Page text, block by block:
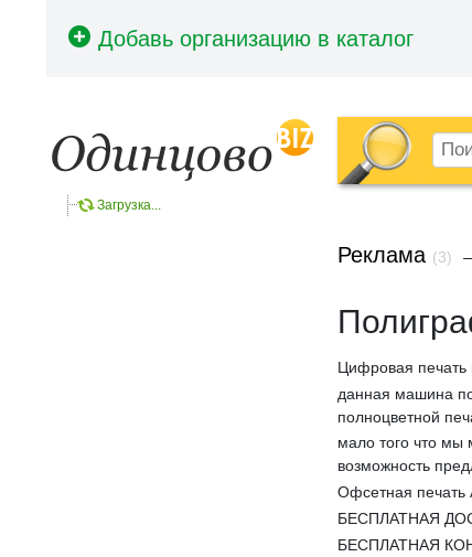
Загрузка...
Реклама (3)
Цифровая печать
данная машина
полноцветной
мало того что мы
возможность
Офсетная
БЕСПЛАТНАЯ
БЕСПЛАТНАЯ